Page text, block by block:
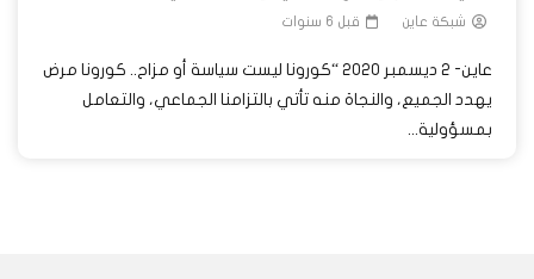
شبكة عاين قبل 6 سنوات
عاين- 2 ديسمبر 2020 “كورونا ليست سياسة أو مزاح.. كورونا مرض
يهدد الجميع، والنجاة منه تأتي بالتزامنا الجماعي، والتعامل
بمسؤولية...